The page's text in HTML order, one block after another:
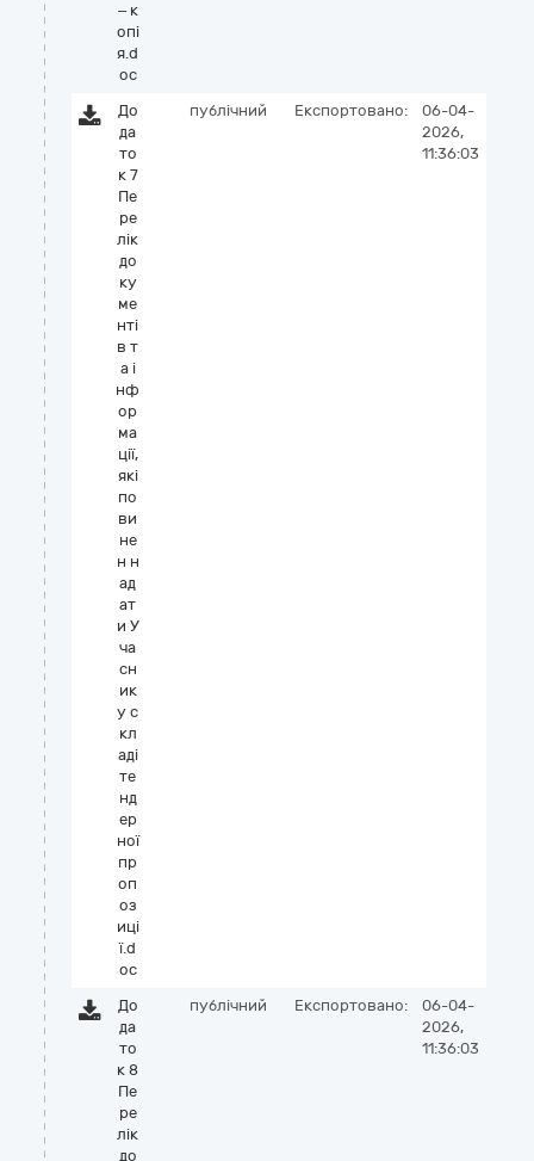
– к
опі
я.d
oc
До
да
то
к 7
Пе
ре
лік
до
ку
ме
нті
в т
а і
нф
ор
ма
ції,
які
по
ви
не
н н
ад
ат
и У
ча
сн
ик
у с
кл
аді
те
нд
ер
ної
пр
оп
оз
иці
ї.d
oc
публічний Експортовано:
06-04-
2026,
11:36:03
До
да
то
к 8
Пе
ре
лік
до
публічний Експортовано:
06-04-
2026,
11:36:03